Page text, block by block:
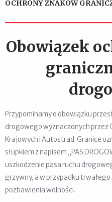
OCHRONY ZNAKÓW
Obowiązek
Przypominamy o obowiązku
drogowego wyznaczonych przez
Krajowych i Autostrad. Granice
słupkiem z napisem „PAS
uszkodzenie pasa ruchu
grzywny, a w przypadku
pozbawienia wolności.